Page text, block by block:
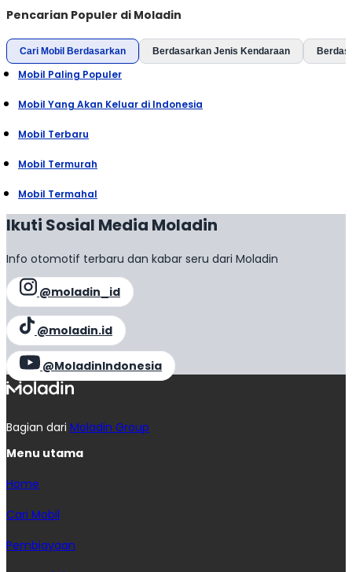
Pencarian Populer di Moladin
Cari Mobil Berdasarkan Berdasarkan Jenis Kendaraan
Mobil Paling Populer
Mobil Yang Akan Keluar di Indonesia
Mobil Terbaru
Mobil Termurah
Mobil Termahal
Ikuti Sosial Media Moladin
Info otomotif terbaru dan kabar seru dari Moladin
@moladin_id
@moladin.id
@MoladinIndonesia
Bagian dari Moladin Group
Menu utama
Home
Cari Mobil
Pembiayaan